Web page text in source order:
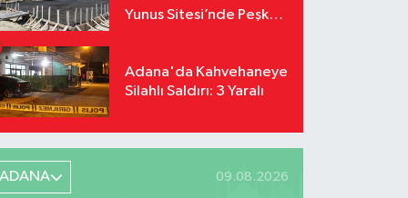
Yunus Sitesi’nde Peşkeş
Adana'da Kahvehaneye
Silahlı Saldırı: 3 Yaralı
ADANA 09.08.2026